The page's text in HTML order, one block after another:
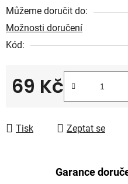
Můžeme doručit do:
Možnosti doručení
Kód:
69 Kč
Tisk Zeptat se
Garance